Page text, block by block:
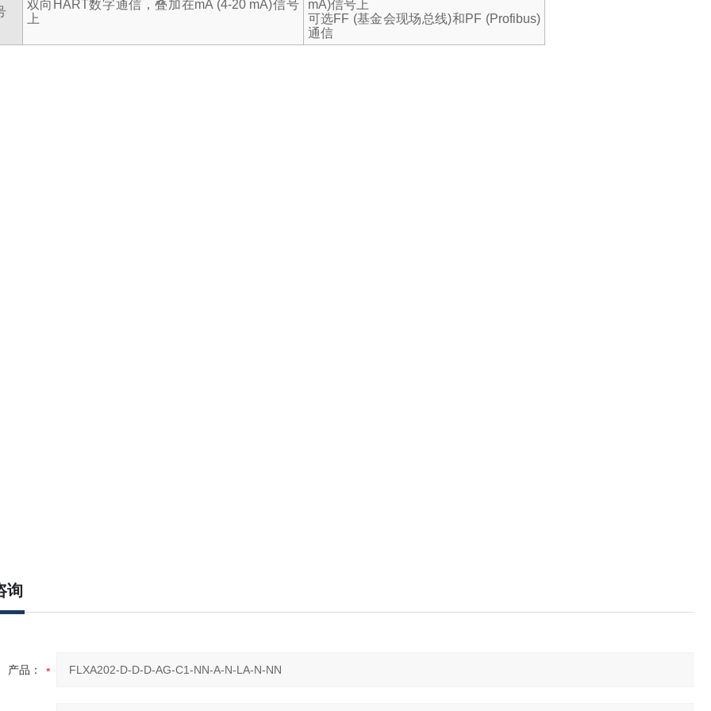
双向 HART数字通信，叠加在mA (4-20 mA)信号
上
mA)信号上
可选FF (基金会现场总线)和PF (Profibus)
通信
询
产品：